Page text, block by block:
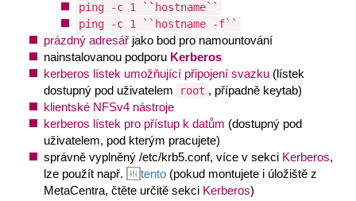
ping -c 1 ``hostname``
ping -c 1 ``hostname -f``
prázdný adresář jako bod pro namountování
nainstalovanou podporu Kerberos
kerberos lístek umožňující připojení svazku (lístek
dostupný pod uživatelem
root , případně keytab)
klientské NFSv4 nástroje
kerberos lístek pro přístup k datům (dostupný pod
uživatelem, pod kterým pracujete)
správně vyplněný /etc/krb5.conf, více v sekci Kerberos,
lze použít např.
tento (pokud montujete i úložiště z
MetaCentra, čtěte určitě sekci Kerberos)